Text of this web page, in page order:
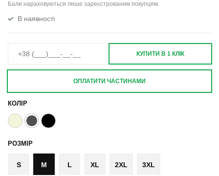
Бали нараховуються лише зареєстрованим покупцям.
В наявності
КОЛІР
РОЗМІР
S M L XL 2XL 3XL
КУПИТИ В 1 КЛІК
ОПЛАТИТИ ЧАСТИНАМИ